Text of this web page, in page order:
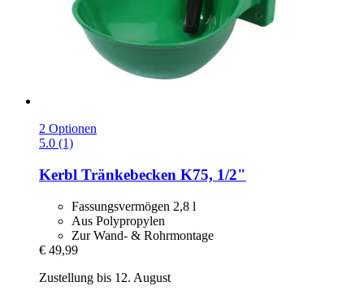
2 Optionen
5.0 (1)
Kerbl Tränkebecken K75, 1/2"
Fassungsvermögen 2,8 l
Aus Polypropylen
Zur Wand- & Rohrmontage
€ 49,99
Zustellung bis 12. August